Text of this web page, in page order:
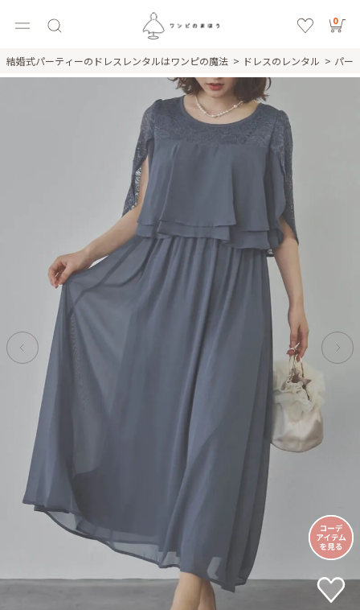
0
結婚式パーティーのドレスレンタルはワンピの魔法 ドレスのレンタル パー